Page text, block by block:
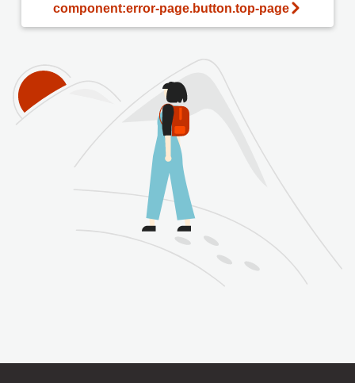
component:error-page.button.top-page